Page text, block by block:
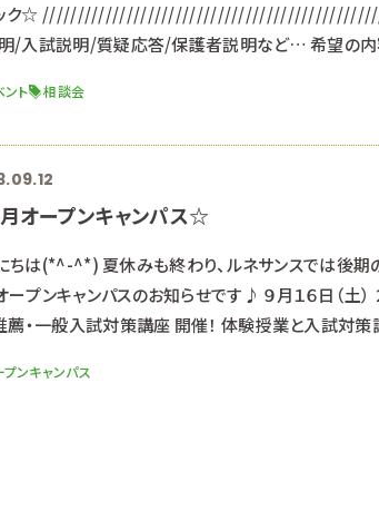
ック☆
/入試説明/質疑応答/保護者説明など… 希望の内
さい。 （平日のみ受付中
ント 相談会
オープンキャンパス☆
ちは(*^-^*) 夏休みも終わり、ルネサンスでは後期
ープンキャンパスのお知らせです♪ ９月１６日（土
薦・一般入試対策講座 開催！ 体験授業と入試対
ップ ＋ 健康寿命を延ばそう！デンタルケアの重要
プンキャンパス